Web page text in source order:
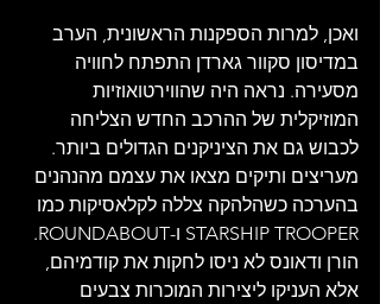
ואכן, למרות הספקנות הראשונית, הערב
במדיסון סקוור גארדן התפתח לחוויה
מסעירה. נראה היה שהווירטואוזיות
המוזיקלית של ההרכב החדש הצליחה
לכבוש גם את הציניקנים הגדולים ביותר.
מעריצים ותיקים מצאו את עצמם מהנהנים
בהערכה כשהלהקה צללה לקלאסיקות כמו
STARSHIP TROOPER ו-ROUNDABOUT.
הורן ודאונס לא ניסו לחקות את קודמיהם,
אלא העניקו ליצירות המוכרות צבעים